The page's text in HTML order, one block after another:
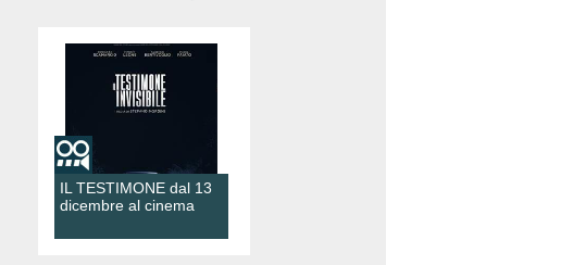
IL TESTIMONE dal 13
dicembre al cinema